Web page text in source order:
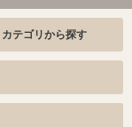
カテゴリから探す